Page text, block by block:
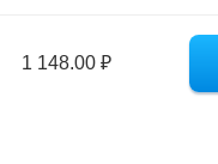
1 148.00 ₽